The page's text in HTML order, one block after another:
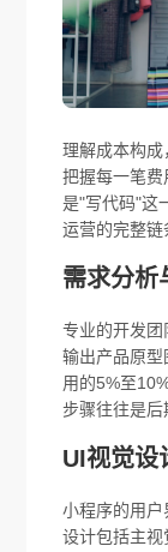
理解成本构
把握每一笔
是"写代码"这
运营的完整链
需求分析
专业的开发团
输出产品原
用的5%至
步骤往往是后
UI视觉设
小程序的用
设计包括主